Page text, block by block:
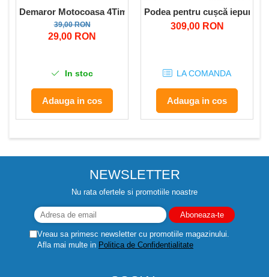
Demaror Motocoasa 4Timpi benzina Tip Procraft T5600
39,00 RON
29,00 RON
In stoc
Adauga in cos
Podea pentru cușcă iepuri
309,00 RON
LA COMANDA
Adauga in cos
NEWSLETTER
Nu rata ofertele si promotiile noastre
Vreau sa primesc newsletter cu promotiile magazinului.
Afla mai multe in Politica de Confidentialitate